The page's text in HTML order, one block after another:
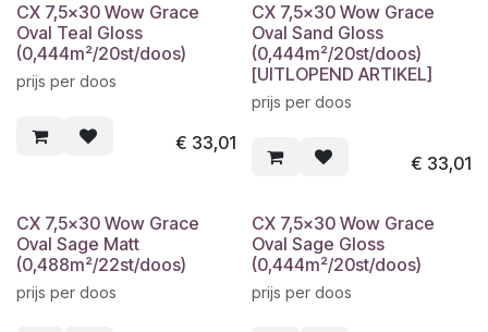
CX 7,5x30 Wow Grace
Oval Teal Gloss
(0,444m²/20st/doos)
prijs per doos
€ 33,01
CX 7,5x30 Wow Grace
Oval Sand Gloss
(0,444m²/20st/doos)
[UITLOPEND ARTIKEL]
prijs per doos
€ 33,01
CX 7,5x30 Wow Grace
Oval Sage Matt
(0,488m²/22st/doos)
prijs per doos
CX 7,5x30 Wow Grace
Oval Sage Gloss
(0,444m²/20st/doos)
prijs per doos